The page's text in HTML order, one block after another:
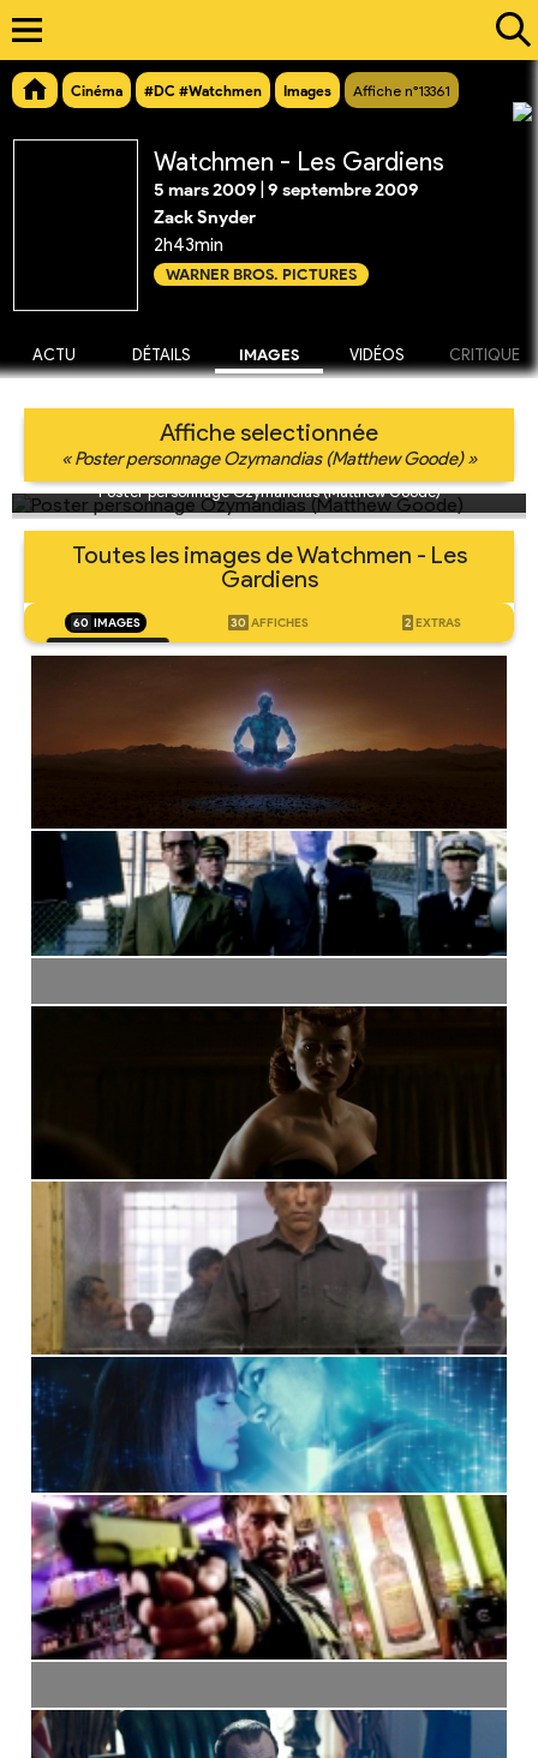
Cinéma #DC #Watchmen Images Affiche n°13361
Watchmen - Les Gardiens
5 mars 2009 9 septembre 2009
Zack Snyder
2h43min
WARNER BROS. PICTURES
ACTU DÉTAILS IMAGES VIDÉOS CRITIQUE
Affiche selectionnée
« Poster personnage Ozymandias (Matthew Goode) »
Poster personnage Ozymandias (Matthew Goode)
Toutes les images de Watchmen - Les
Gardiens
60 IMAGES 30 AFFICHES 2 EXTRAS